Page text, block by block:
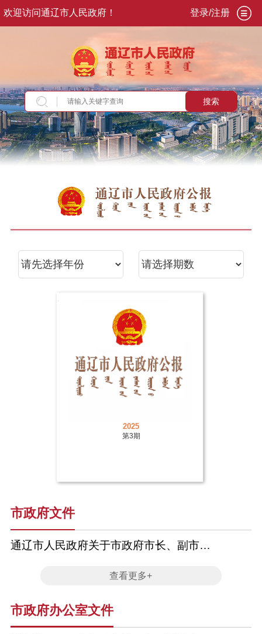
欢迎访问通辽市人民政府！ 登录/注册
搜索
2025
第3期
市政府文件
通辽市人民政府关于市政府市长、副市
查看更多+
市政府办公室文件